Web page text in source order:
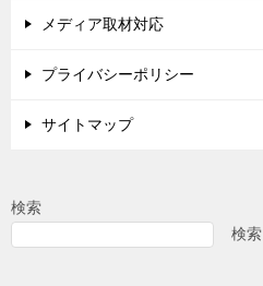
メディア取材対応
プライバシーポリシー
サイトマップ
検索
検索